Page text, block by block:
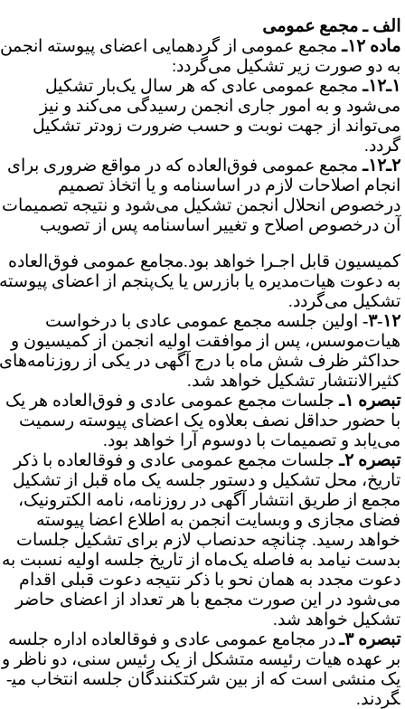
ـ مجمع عمومی
۱۲ـ
مجمع عمومی از گردهمایی اعضای پیوسته انجمن
دو صورت زیر تشکیل می‌گردد:
مجمع عمومی عادی که هر سال یک‌بار تشکیل
و به امور جاری انجمن رسیدگی می‌کند و نیز
از جهت نوبت و حسب ضرورت زودتر تشکیل
مجمع عمومی فوق‌العاده که در مواقع ضروری برای
اصلاحات لازم در اساسنامه و یا اتخاذ تصمیم
انحلال انجمن تشکیل می‌شود و نتیجه تصمیمات
درخصوص اصلاح و تغییر اساسنامه پس از تصویب
قابل اجـرا خواهد بود.مجامع عمومی فوق‌العاده
دعوت هیات‌مدیره یا بازرس یا یک‌پنجم از اعضای پیوسته
می‌گردد.
۱۲- اولین جلسه مجمع عمومی عادی با درخواست
پس از موافقت اولیه انجمن از کمیسیون و
ظرف شش ماه با درج آگهی در یکی از روزنامه‌های
تشکیل خواهد شد.
۱ـ
جلسات مجمع عمومی عادی و فوق‌العاده هر یک
حضور حداقل نصف بعلاوه یک اعضای پیوسته رسمیت
و تصمیمات با دو­سوم آرا خواهد بود.
۲ـ
جلسات مجمع عمومی عادی و فوق­العاده با ذکر
محل تشکیل و دستور جلسه یک ماه قبل از تشکیل
از طریق انتشار آگهی در روزنامه، نامه الکترونیک،
مجازی و وب­سایت انجمن به اطلاع اعضا پیوسته
رسید.چنانچه حدنصاب لازم برای تشکیل جلسات
نیامد به فاصله یک‌ماه از تاریخ جلسه اولیه نسبت به
مجدد به همان نحو با ذکر نتیجه دعوت قبلی اقدام
در این­ صورت مجمع با هر تعداد از اعضای حاضر
خواهد شد.
۳ ـدر مجامع عمومی عادی و فوق­العاده اداره جلسه
عهده هیات رئیسه متشکل از یک رئیس سنی، دو ناظر و
منشی است که از بین شرکت­کنندگان جلسه انتخاب می­